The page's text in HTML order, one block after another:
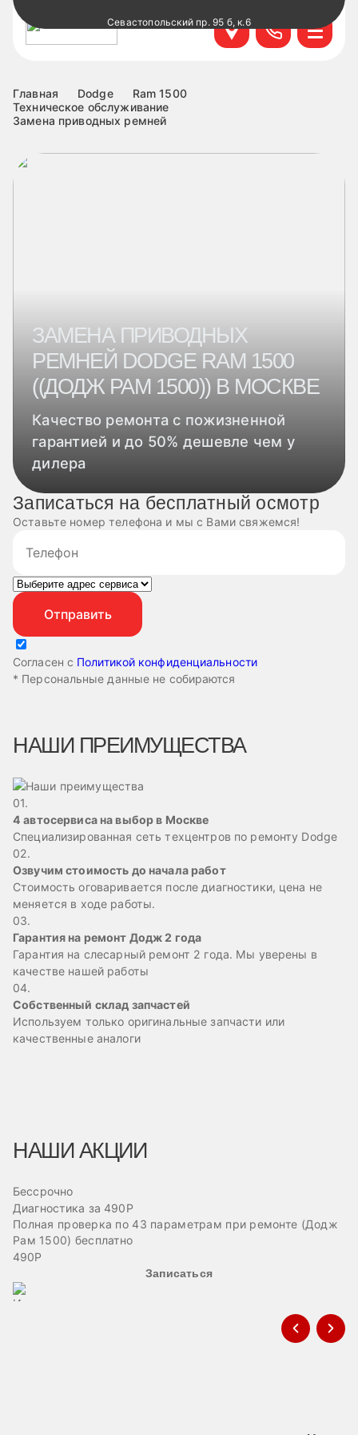
Севастопольский пр. 95 б, к.6
+7 499 495-45-76
+7 499 460-63-34
ул. Удальцова, 60, к.1
Главная Dodge
Ram 1500
Техническое обслуживание
Замена приводных ремней
ЗАМЕНА ПРИВОДНЫХ
РЕМНЕЙ DODGE RAM 1500
((ДОДЖ РАМ 1500)) В МОСКВЕ
Качество ремонта с пожизненной
гарантией и до 50% дешевле чем у
дилера
Записаться на бесплатный осмотр
Оставьте номер телефона и мы с Вами свяжемся!
Согласен с Политикой конфиденциальности
* Персональные данные не собираются
НАШИ ПРЕИМУЩЕСТВА
01.
4 автосервиса на выбор в Москве
Специализированная сеть техцентров по ремонту Dodge
02.
Озвучим стоимость до начала работ
Стоимость оговаривается после диагностики, цена не
меняется в ходе работы.
03.
Гарантия на ремонт Додж 2 года
Гарантия на слесарный ремонт 2 года. Мы уверены в
качестве нашей работы
04.
Собственный склад запчастей
Используем только оригинальные запчасти или
качественные аналоги
НАШИ АКЦИИ
Бессрочно
Диагностика за 490Р
Полная проверка по 43 параметрам при ремонте (Додж
Рам 1500) бесплатно
490Р
Записаться